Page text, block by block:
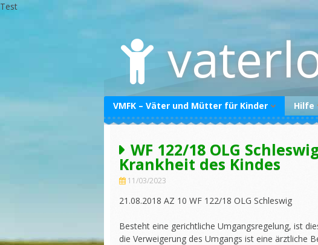
Test
content
VMFK – Väter und Mütter für Kinder
Datenschutzerklärung
Impressum
Hilfe
WF 122/18 OLG
Krankheit des Kindes
11/03/2023
21.08.2018 AZ 10 WF 122/18 OLG Schleswig
Besteht eine gerichtliche Umgangsregelung, ist
die Verweigerung des Umgangs ist eine ärztliche